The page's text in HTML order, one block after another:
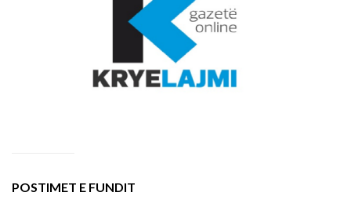
POSTIMET E FUNDIT